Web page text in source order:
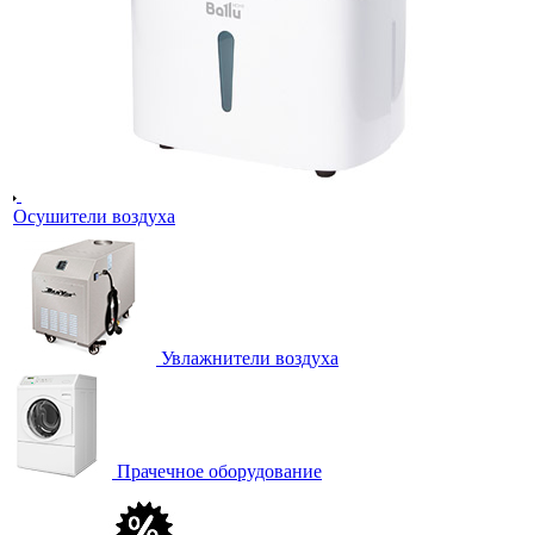
Осушители воздуха
Увлажнители воздуха
Прачечное оборудование